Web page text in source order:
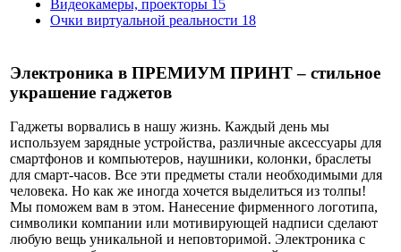
Видеокамеры, проекторы 15
Очки виртуальной реальности 18
Электроника в ПРЕМИУМ ПРИНТ – стильное
украшение гаджетов
Гаджеты ворвались в нашу жизнь. Каждый день мы
используем зарядные устройства, различные аксессуары для
смартфонов и компьютеров, наушники, колонки, браслеты
для смарт-часов. Все эти предметы стали необходимыми для
человека. Но как же иногда хочется выделиться из толпы!
Мы поможем вам в этом. Нанесение фирменного логотипа,
символики компании или мотивирующей надписи сделают
любую вещь уникальной и неповторимой. Электроника с